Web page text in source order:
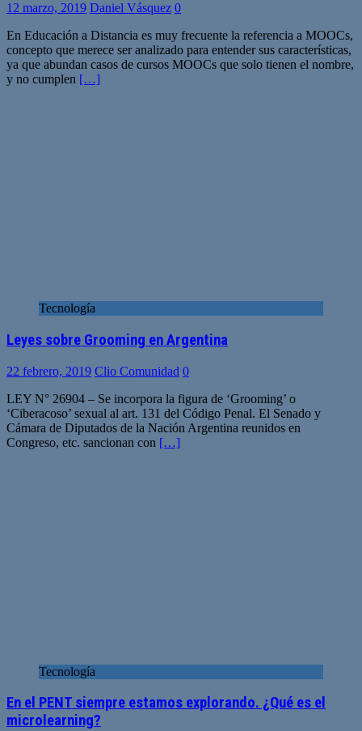
12 marzo, 2019 Daniel Vásquez 0
En Educación a Distancia es muy frecuente la referencia a MOOCs,
concepto que merece ser analizado para entender sus características,
ya que abundan casos de cursos MOOCs que solo tienen el nombre,
y no cumplen […]
Tecnología
Leyes sobre Grooming en Argentina
22 febrero, 2019 Clio Comunidad 0
LEY N° 26904 – Se incorpora la figura de ‘Grooming’ o
‘Ciberacoso’ sexual al art. 131 del Código Penal. El Senado y
Cámara de Diputados de la Nación Argentina reunidos en
Congreso, etc. sancionan con […]
Tecnología
En el PENT siempre estamos explorando. ¿Qué es el
microlearning?